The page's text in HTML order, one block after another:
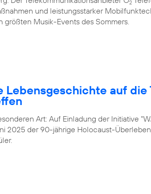
2
und leistungsstarker
größten Musik-Events des Sommers.
Lebensgeschichte auf die
Art: Auf Einladung der Initiative
2025 der 90-jährige Holocaust-